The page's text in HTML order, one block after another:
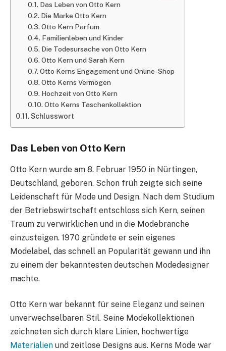
Das Leben von Otto Kern
Die Marke Otto Kern
Otto Kern Parfum
Familienleben und Kinder
Die Todesursache von Otto Kern
Otto Kern und Sarah Kern
Otto Kerns Engagement und Online-Shop
Otto Kerns Vermögen
Hochzeit von Otto Kern
Otto Kerns Taschenkollektion
Schlusswort
Das Leben von Otto Kern
Otto Kern wurde am 8. Februar 1950 in Nürtingen,
Deutschland, geboren. Schon früh zeigte sich seine
Leidenschaft für Mode und Design. Nach dem Studium
der Betriebswirtschaft entschloss sich Kern, seinen
Traum zu verwirklichen und in die Modebranche
einzusteigen. 1970 gründete er sein eigenes
Modelabel, das schnell an Popularität gewann und ihn
zu einem der bekanntesten deutschen Modedesigner
machte.
Otto Kern war bekannt für seine Eleganz und seinen
unverwechselbaren Stil. Seine Modekollektionen
zeichneten sich durch klare Linien, hochwertige
Materialien und zeitlose Designs aus. Kerns Mode war